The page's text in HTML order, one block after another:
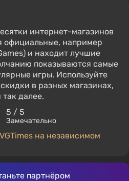
интернет-магазинов
официальные, например
и находит лучшие
показываются самые
игры. Используйте
в разных магазинах,
далее.
5 / 5
Замечательно
на независимом
партнёром